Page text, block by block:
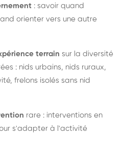
: savoir quand
orienter vers une autre
terrain sur la diversité
: nids urbains, nids ruraux,
frelons isolés sans nid
rare : interventions en
s'adapter à l'activité